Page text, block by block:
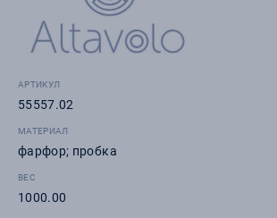
АРТИКУЛ
55557.02
МАТЕРИАЛ
фарфор; пробка
ВЕС
1000.00